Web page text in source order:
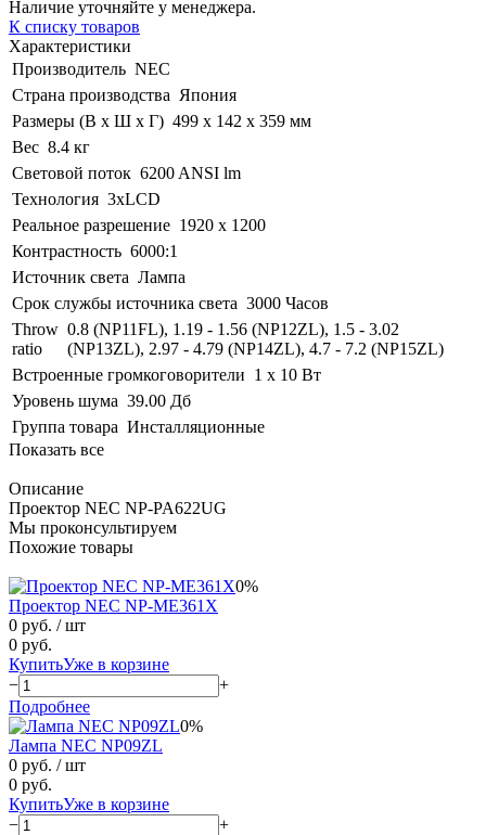
Наличие уточняйте у менеджера.
К списку товаров
Характеристики
Производитель NEC
Страна производства Япония
Размеры (В x Ш х Г) 499 х 142 х 359 мм
Вес 8.4 кг
Световой поток 6200 ANSI lm
Технология 3xLCD
Реальное разрешение 1920 x 1200
Контрастность 6000:1
Источник света Лампа
Срок службы источника света 3000 Часов
Throw
ratio
0.8 (NP11FL), 1.19 - 1.56 (NP12ZL), 1.5 - 3.02
(NP13ZL), 2.97 - 4.79 (NP14ZL), 4.7 - 7.2 (NP15ZL)
Встроенные громкоговорители 1 x 10 Вт
Уровень шума 39.00 Дб
Группа товара Инсталляционные
Показать все
Описание
Проектор NEC NP-PA622UG
Мы проконсультируем
Похожие товары
0%
Проектор NEC NP-ME361X
0 руб. / шт
0 руб.
КупитьУже в корзине
−
+
Подробнее
0%
Лампа NEC NP09ZL
0 руб. / шт
0 руб.
КупитьУже в корзине
−
+